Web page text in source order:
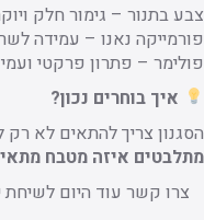
צבע בתנור – גימור חלק
פורמייקה נאנו – עמידה
פולימר – פתרון פרקטי
איך בוחרים נכון?
הסגנון צריך להתאים לא
מתלבטים איזה מטבח
צרו קשר עוד היום לשיחת